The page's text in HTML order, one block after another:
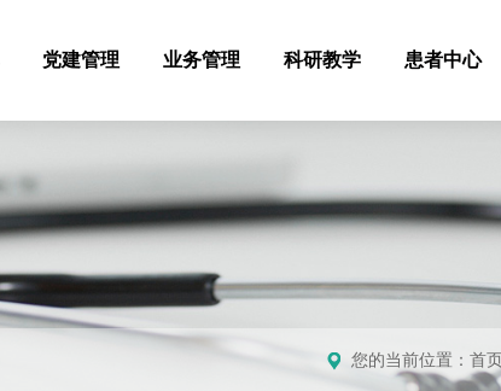
党建管理 业务管理 科研教学 患者中心
您的当前位置： 首页